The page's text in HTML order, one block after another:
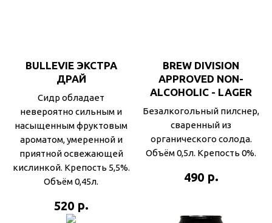
BULLEVIE ЭКСТРА
ДРАЙ
Сидр обладает
невероятно сильным и
насыщенным фруктовым
ароматом, умеренной и
приятной освежающей
кислинкой. Крепость 5,5%.
Объём 0,45л.
520 р.
BREW DIVISION
APPROVED NON-
ALCOHOLIC - LAGER
Безалкогольный пилснер,
сваренный из
органического солода.
Объём 0,5л. Крепость 0%.
490 р.